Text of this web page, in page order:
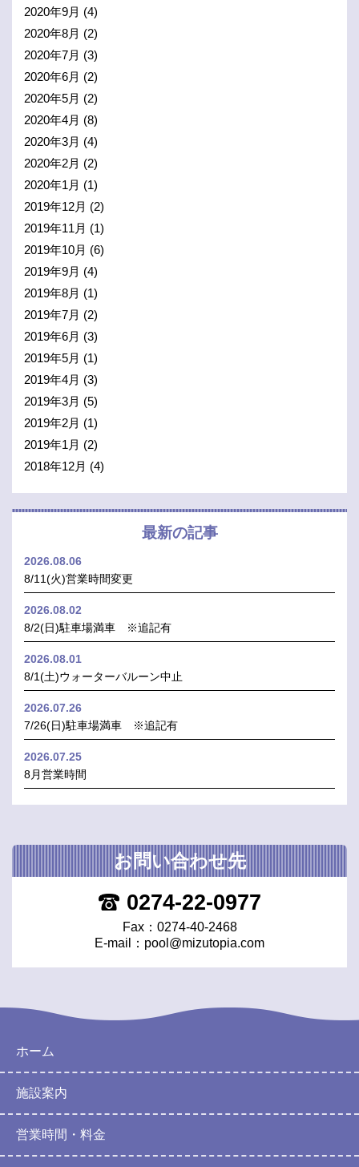
2020年9月 (4)
2020年8月 (2)
2020年7月 (3)
2020年6月 (2)
2020年5月 (2)
2020年4月 (8)
2020年3月 (4)
2020年2月 (2)
2020年1月 (1)
2019年12月 (2)
2019年11月 (1)
2019年10月 (6)
2019年9月 (4)
2019年8月 (1)
2019年7月 (2)
2019年6月 (3)
2019年5月 (1)
2019年4月 (3)
2019年3月 (5)
2019年2月 (1)
2019年1月 (2)
2018年12月 (4)
最新の記事
2026.08.06
8/11(火)営業時間変更
2026.08.02
8/2(日)駐車場満車 ※追記有
2026.08.01
8/1(土)ウォーターバルーン中止
2026.07.26
7/26(日)駐車場満車 ※追記有
2026.07.25
8月営業時間
お問い合わせ先
0274-22-0977
Fax：0274-40-2468
E-mail： pool@mizutopia.com
ホーム
施設案内
営業時間・料金